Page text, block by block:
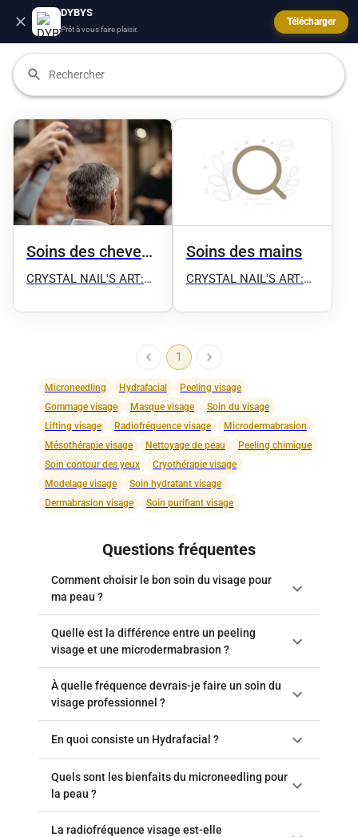
DYBYS
Prêt à vous faire plaisir.
Télécharger
Soins des cheveux
et spa
CRYSTAL NAIL'S ART:
cils
Soins des mains
CRYSTAL NAIL'S ART:
cils
1
Microneedling Hydrafacial
Peeling visage
Gommage visage
Masque visage
Soin du visage
Lifting visage
Radiofréquence visage
Microdermabrasion
Mésothérapie visage
Nettoyage de peau
Peeling chimique
Soin contour des yeux
Cryothérapie visage
Modelage visage
Soin hydratant visage
Dermabrasion visage
Soin purifiant visage
Questions fréquentes
Comment choisir le bon soin du visage pour
ma peau ?
Quelle est la différence entre un peeling
visage et une microdermabrasion ?
À quelle fréquence devrais-je faire un soin du
visage professionnel ?
En quoi consiste un Hydrafacial ?
Quels sont les bienfaits du microneedling pour
la peau ?
La radiofréquence visage est-elle